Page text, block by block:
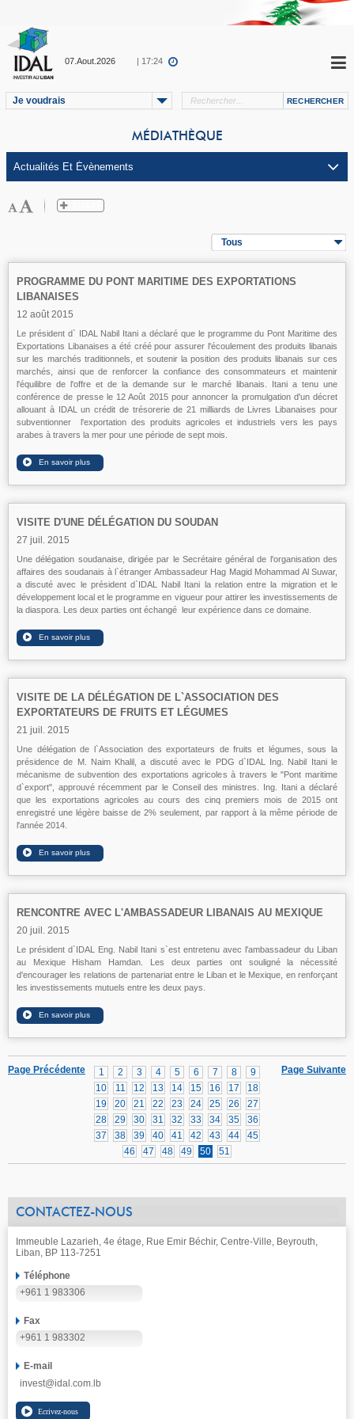
07.Aout.2026 | 17:24
Je voudrais
MÉDIATHÈQUE
Tous
PROGRAMME DU PONT MARITIME DES EXPORTATIONS
LIBANAISES
12 août 2015
Le président d` IDAL Nabil Itani a déclaré que le programme du Pont Maritime des
Exportations Libanaises a été créé pour assurer l'écoulement des produits libanais
sur les marchés traditionnels, et soutenir la position des produits libanais sur ces
marchés, ainsi que de renforcer la confiance des consommateurs et maintenir
l'équilibre de l'offre et de la demande sur le marché libanais. Itani a tenu une
conférence de presse le 12 Août 2015 pour annoncer la promulgation d'un décret
allouant à IDAL un crédit de trésorerie de 21 milliards de Livres Libanaises pour
subventionner l'exportation des produits agricoles et industriels vers les pays
arabes à travers la mer pour une période de sept mois.
VISITE D'UNE DÉLÉGATION DU SOUDAN
27 juil. 2015
Une délégation soudanaise, dirigée par le Secrétaire général de l'organisation des
affaires des soudanais à l`étranger Ambassadeur Hag Magid Mohammad Al Suwar,
a discuté avec le président d`IDAL Nabil Itani la relation entre la migration et le
développement local et le programme en vigueur pour attirer les investissements de
la diaspora. Les deux parties ont échangé leur expérience dans ce domaine.
VISITE DE LA DÉLÉGATION DE L`ASSOCIATION DES
EXPORTATEURS DE FRUITS ET LÉGUMES
21 juil. 2015
Une délégation de l`Association des exportateurs de fruits et légumes, sous la
présidence de M. Naim Khalil, a discuté avec le PDG d`IDAL Ing. Nabil Itani le
mécanisme de subvention des exportations agricoles à travers le "Pont maritime
d`export", approuvé récemment par le Conseil des ministres. Ing. Itani a déclaré
que les exportations agricoles au cours des cinq premiers mois de 2015 ont
enregistré une légère baisse de 2% seulement, par rapport à la même période de
l'année 2014.
RENCONTRE AVEC L'AMBASSADEUR LIBANAIS AU MEXIQUE
20 juil. 2015
Le président d`IDAL Eng. Nabil Itani s`est entretenu avec l'ambassadeur du Liban
au Mexique Hisham Hamdan. Les deux parties ont souligné la nécessité
d'encourager les relations de partenariat entre le Liban et le Mexique, en renforçant
les investissements mutuels entre les deux pays.
Page Suivante
1 2 3 4 5 6 7 8
9
10
11 12 13 14 15 16 17
18
19
20 21 22 23 24 25 26
27
28
29 30 31 32 33 34 35
36
37
38 39 40 41 42 43 44
45
46
47 48 49 50 51
Page Précédente
CONTACTEZ-NOUS
Immeuble Lazarieh, 4e étage, Rue Emir Béchir, Centre-Ville, Beyrouth,
Liban, BP 113-7251
Téléphone
+961 1 983306
Fax
+961 1 983302
E-mail
invest@idal.com.lb